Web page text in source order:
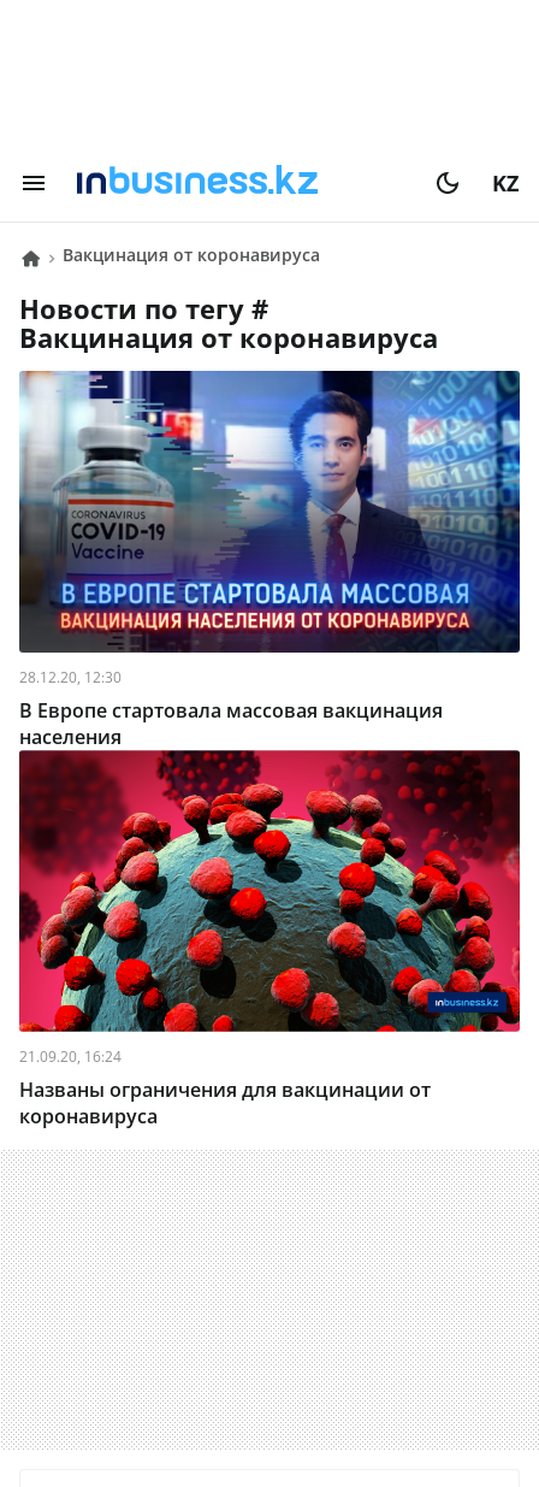
KZ
вакцинация от коронавируса
Новости по тегу #
вакцинация от коронавируса
28.12.20, 12:30
В Европе стартовала массовая вакцинация
населения
21.09.20, 16:24
Названы ограничения для вакцинации от
коронавируса